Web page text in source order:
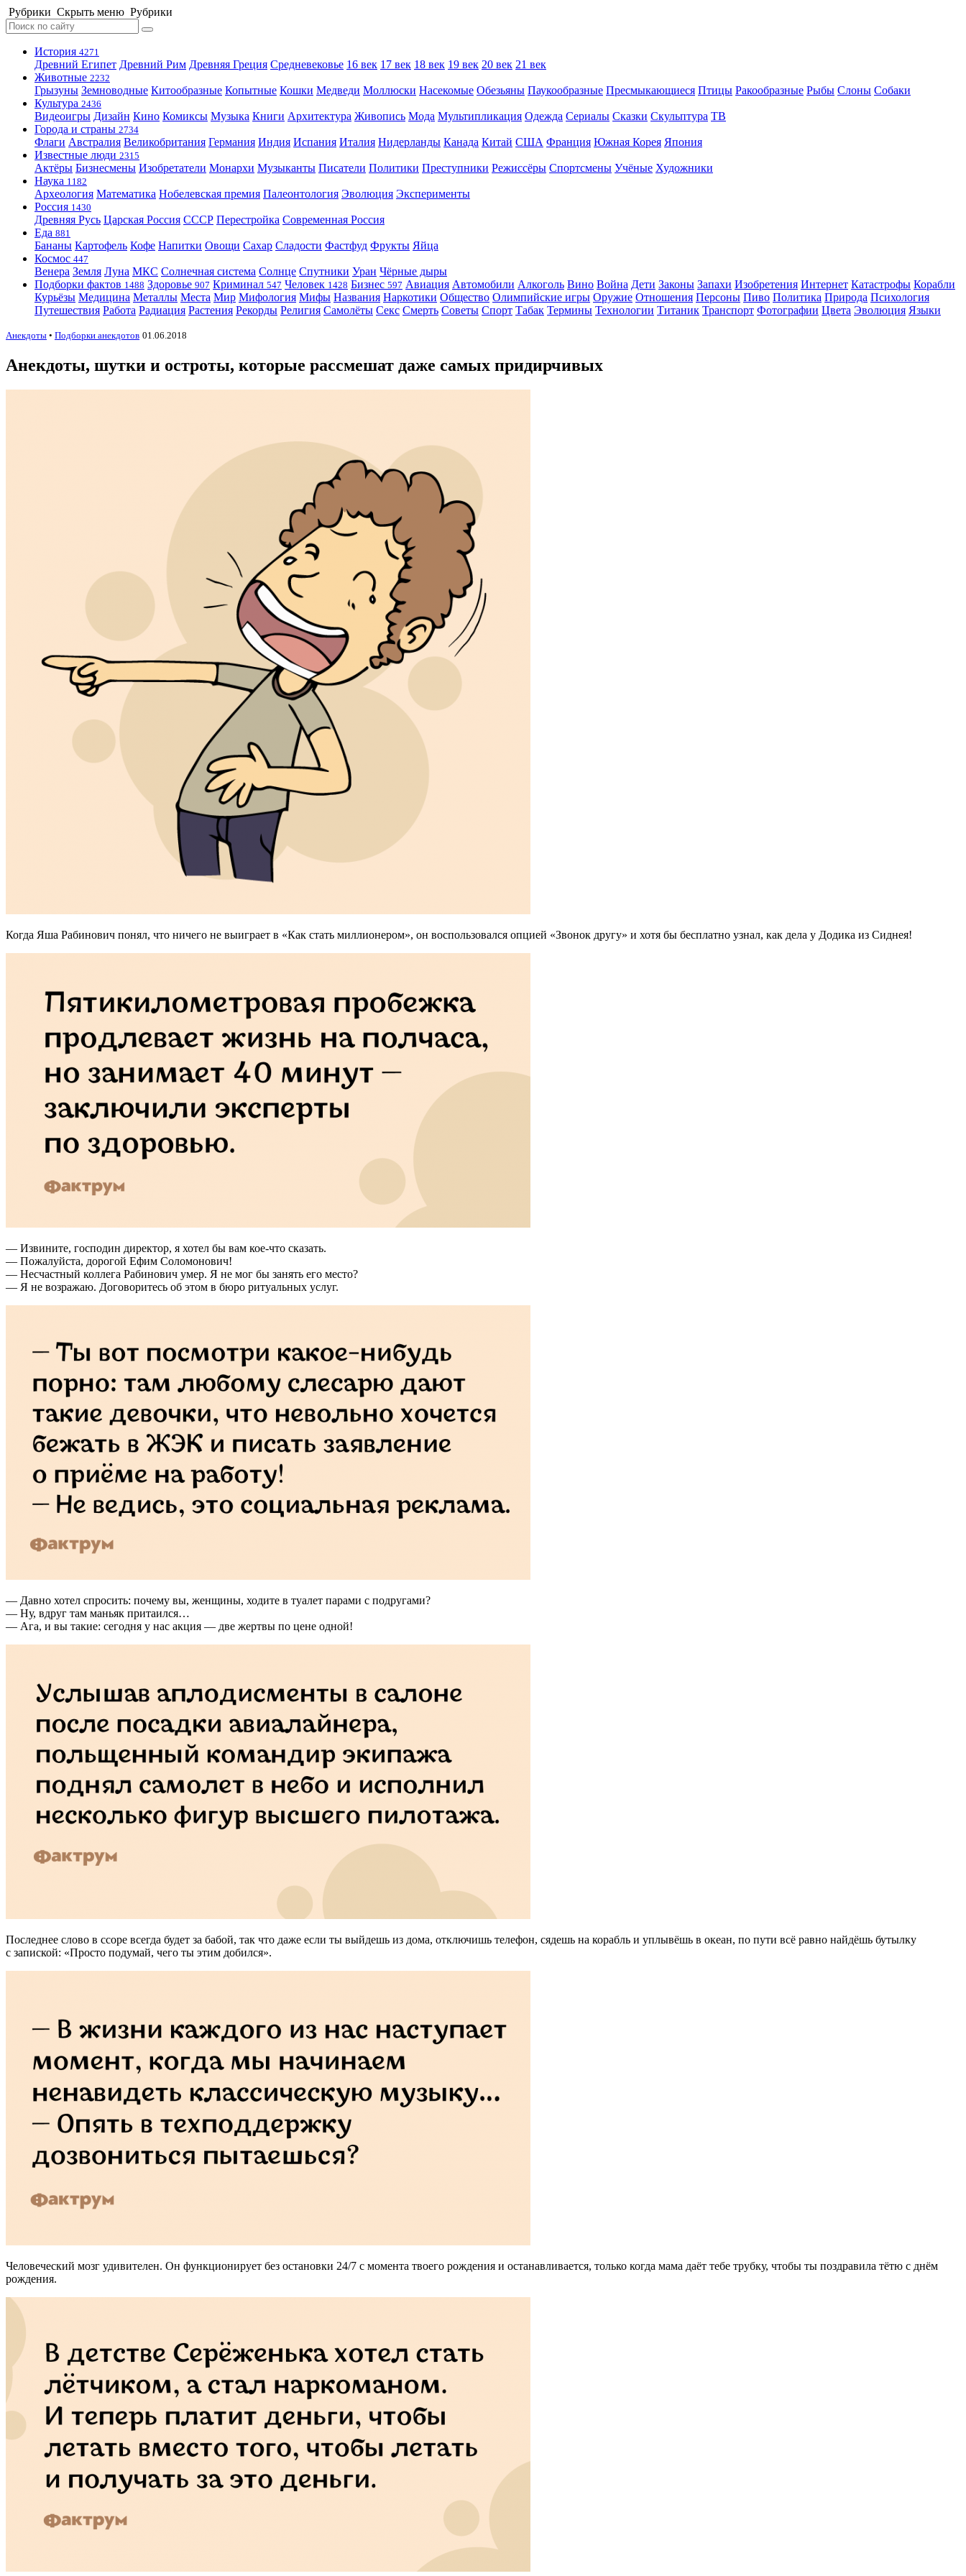
Рубрики Скрыть меню Рубрики
История 4271
Древний Египет Древний Рим Древняя Греция Средневековье 16 век 17 век 18 век 19 век 20 век 21 век
Животные 2232
Грызуны Земноводные Китообразные Копытные Кошки Медведи Моллюски Насекомые Обезьяны Паукообразные Пресмыкающиеся Птицы Ракообразные Рыбы Слоны Собаки
Культура 2436
Видеоигры Дизайн Кино Комиксы Музыка Книги Архитектура Живопись Мода Мультипликация Одежда Сериалы Сказки Скульптура ТВ
Города и страны 2734
Флаги Австралия Великобритания Германия Индия Испания Италия Нидерланды Канада Китай США Франция Южная Корея Япония
Известные люди 2315
Актёры Бизнесмены Изобретатели Монархи Музыканты Писатели Политики Преступники Режиссёры Спортсмены Учёные Художники
Наука 1182
Археология Математика Нобелевская премия Палеонтология Эволюция Эксперименты
Россия 1430
Древняя Русь Царская Россия СССР Перестройка Современная Россия
Еда 881
Бананы Картофель Кофе Напитки Овощи Сахар Сладости Фастфуд Фрукты Яйца
Космос 447
Венера Земля Луна МКС Солнечная система Солнце Спутники Уран Чёрные дыры
Подборки фактов 1488 Здоровье 907 Криминал 547 Человек 1428 Бизнес 597 Авиация Автомобили Алкоголь Вино Война Дети Законы Запахи Изобретения Интернет Катастрофы Корабли
Курьёзы Медицина Металлы Места Мир Мифология Мифы Названия Наркотики Общество Олимпийские игры Оружие Отношения Персоны Пиво Политика Природа Психология
Путешествия Работа Радиация Растения Рекорды Религия Самолёты Секс Смерть Советы Спорт Табак Термины Технологии Титаник Транспорт Фотографии Цвета Эволюция Языки
Анекдоты • Подборки анекдотов 01.06.2018
Анекдоты, шутки и остроты, которые рассмешат даже самых придирчивых
Когда Яша Рабинович понял, что ничего не выиграет в «Как стать миллионером», он воспользовался опцией «Звонок другу» и хотя бы бесплатно узнал, как дела у Додика из Сиднея!
— Извините, господин директор, я хотел бы вам кое-что сказать.
— Пожалуйста, дорогой Ефим Соломонович!
— Несчастный коллега Рабинович умер. Я не мог бы занять его место?
— Я не возражаю. Договоритесь об этом в бюро ритуальных услуг.
— Давно хотел спросить: почему вы, женщины, ходите в туалет парами с подругами?
— Ну, вдруг там маньяк притаился…
— Ага, и вы такие: сегодня у нас акция — две жертвы по цене одной!
Последнее слово в ссоре всегда будет за бабой, так что даже если ты выйдешь из дома, отключишь телефон, сядешь на корабль и уплывёшь в океан, по пути всё равно найдёшь бутылку
с запиской: «Просто подумай, чего ты этим добился».
Человеческий мозг удивителен. Он функционирует без остановки 24/7 с момента твоего рождения и останавливается, только когда мама даёт тебе трубку, чтобы ты поздравила тётю с днём
рождения.